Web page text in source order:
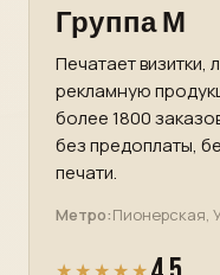
Группа М
Печатает визитки,
рекламную
более 1800
без предоплаты,
печати.
Метро:Пионерская,